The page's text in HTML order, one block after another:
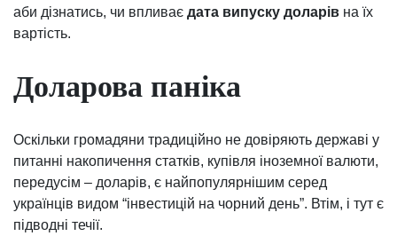
аби дізнатись, чи впливає дата випуску доларів на їх
вартість.
Доларова паніка
Оскільки громадяни традиційно не довіряють державі у
питанні накопичення статків, купівля іноземної валюти,
передусім – доларів, є найпопулярнішим серед
українців видом “інвестицій на чорний день”. Втім, і тут є
підводні течії.